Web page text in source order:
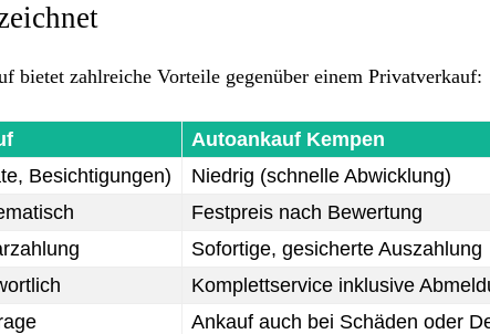
bietet zahlreiche Vorteile gegenüber einem Privatverkauf:
Autoankauf Kempen
Besichtigungen)
Niedrig (schnelle Abwicklung)
Festpreis nach Bewertung
Sofortige, gesicherte Auszahlung
Komplettservice inklusive
Ankauf auch bei Schäden oder